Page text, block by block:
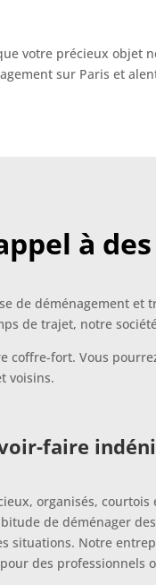
votre précieux objet
sur Paris et
à
de déménagement
de trajet, notre
coffre-fort. Vous
voisins.
faire
organisés,
de déménager
situations. Notre
des professionnels